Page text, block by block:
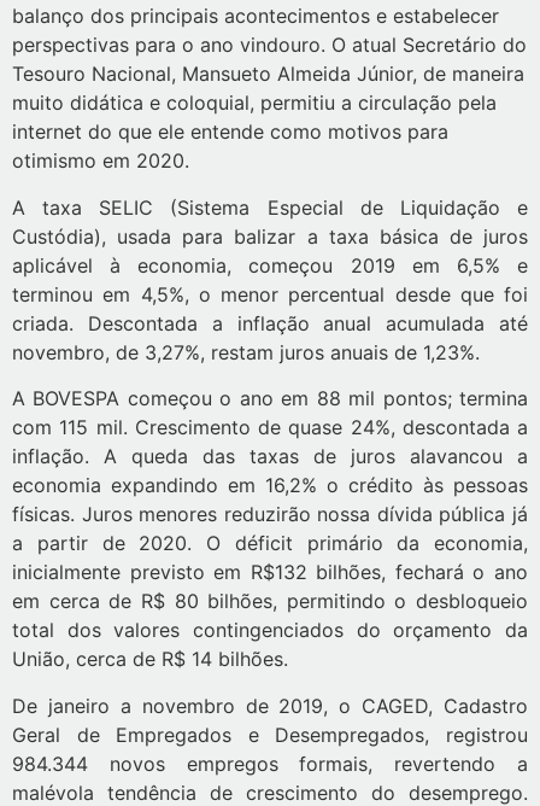
balanço dos principais acontecimentos e estabelecer
perspectivas para o ano vindouro. O atual Secretário do
Tesouro Nacional, Mansueto Almeida Júnior, de maneira
muito didática e coloquial, permitiu a circulação pela
internet do que ele entende como motivos para
otimismo em 2020.
A taxa SELIC (Sistema Especial de Liquidação e
Custódia), usada para balizar a taxa básica de juros
aplicável à economia, começou 2019 em 6,5% e
terminou em 4,5%, o menor percentual desde que foi
criada. Descontada a inflação anual acumulada até
novembro, de 3,27%, restam juros anuais de 1,23%.
A BOVESPA começou o ano em 88 mil pontos; termina
com 115 mil. Crescimento de quase 24%, descontada a
inflação. A queda das taxas de juros alavancou a
economia expandindo em 16,2% o crédito às pessoas
físicas. Juros menores reduzirão nossa dívida pública já
a partir de 2020. O déficit primário da economia,
inicialmente previsto em R$132 bilhões, fechará o ano
em cerca de R$ 80 bilhões, permitindo o desbloqueio
total dos valores contingenciados do orçamento da
União, cerca de R$ 14 bilhões.
De janeiro a novembro de 2019, o CAGED, Cadastro
Geral de Empregados e Desempregados, registrou
984.344 novos empregos formais, revertendo a
malévola tendência de crescimento do desemprego.